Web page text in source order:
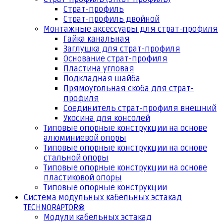
Страт-профиль
Страт-профиль двойной
Монтажные аксессуары для страт-профиля
Гайка канальная
Заглушка для страт-профиля
Основание страт-профиля
Пластина угловая
Подкладная шайба
Прямоугольная скоба для страт-
профиля
Соединитель страт-профиля внешний
Укосина для консолей
Типовые опорные конструкции на основе
алюминиевой опоры
Типовые опорные конструкции на основе
стальной опоры
Типовые опорные конструкции на основе
пластиковой опоры
Типовые опорные конструкции
Система модульных кабельных эстакад
TECHNORAPTOR®
Модули кабельных эстакад